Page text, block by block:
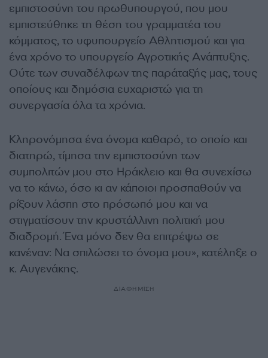
εμπιστοσύνη του πρωθυπουργού, που μου
εμπιστεύθηκε τη θέση του γραμματέα του
κόμματος, το υφυπουργείο Αθλητισμού και για
ένα χρόνο το υπουργείο Αγροτικής Ανάπτυξης.
Ούτε των συναδέλφων της παράταξής μας, τους
οποίους και δημόσια ευχαριστώ για τη
συνεργασία όλα τα χρόνια.
Κληρονόμησα ένα όνομα καθαρό, το οποίο και
διατηρώ, τίμησα την εμπιστοσύνη των
συμπολιτών μου στο Ηράκλειο και θα συνεχίσω
να το κάνω, όσο κι αν κάποιοι προσπαθούν να
ρίξουν λάσπη στο πρόσωπό μου και να
στιγματίσουν την κρυστάλλινη πολιτική μου
διαδρομή. Ένα μόνο δεν θα επιτρέψω σε
κανέναν: Να σπιλώσει το όνομα μου», κατέληξε ο
κ. Αυγενάκης.
ΔΙΑΦΗΜΙΣΗ